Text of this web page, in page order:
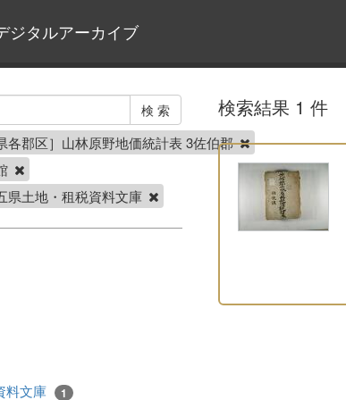
ジタルアーカイブ
各郡区］山林原野地価統計表 3佐伯郡
県土地・租税資料文庫
料文庫 1
検索結果 1 件